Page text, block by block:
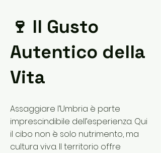
🍷 Il Gusto
Autentico della
Vita
Assaggiare l’Umbria è parte
imprescindibile dell’esperienza. Qui
il cibo non è solo nutrimento, ma
cultura viva. Il territorio offre